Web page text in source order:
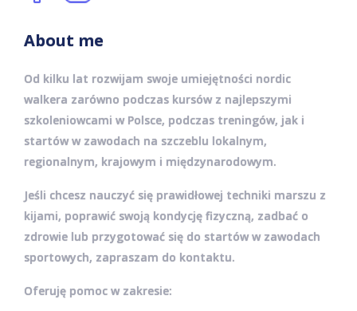
About me
Od kilku lat rozwijam swoje umiejętności nordic
walkera zarówno podczas kursów z najlepszymi
szkoleniowcami w Polsce, podczas treningów, jak i
startów w zawodach na szczeblu lokalnym,
regionalnym, krajowym i międzynarodowym.
Jeśli chcesz nauczyć się prawidłowej techniki marszu z
kijami, poprawić swoją kondycję fizyczną, zadbać o
zdrowie lub przygotować się do startów w zawodach
sportowych, zapraszam do kontaktu.
Oferuję pomoc w zakresie: